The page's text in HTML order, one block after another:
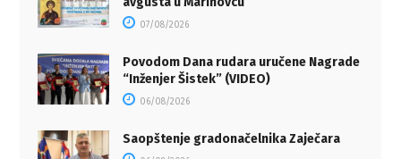
07/08/2026
Povodom Dana rudara uručene Nagrade
“Inženjer Šistek” (VIDEO)
06/08/2026
Saopštenje gradonačelnika Zaječara